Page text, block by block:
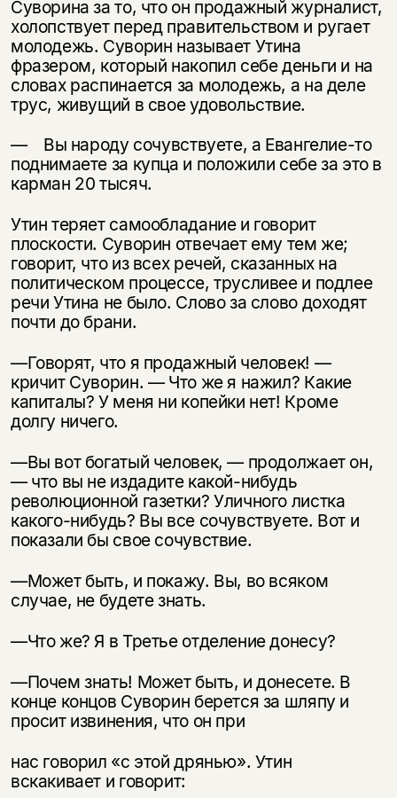
Суворина за то, что он продажный журналист,
холопствует перед правительством и ругает
молодежь. Суворин называет Утина
фразером, который накопил себе деньги и на
словах распи­нается за молодежь, а на деле
трус, живущий в свое удовольствие.
— Вы народу сочувствуете, а Евангелие-то
поднимаете за купца и поло­жили себе за это в
карман 20 тысяч.
Утин теряет самообладание и говорит
плоскости. Суворин отвечает ему тем же;
говорит, что из всех речей, сказанных на
политическом процессе, трусливее и подлее
речи Утина не было. Слово за слово доходят
почти до брани.
—Говорят, что я продажный человек! —
кричит Суворин. — Что же я на­жил? Какие
капиталы? У меня ни копейки нет! Кроме
долгу ничего.
—Вы вот богатый человек, — продолжает он,
— что вы не издадите какой-нибудь
революционной газетки? Уличного листка
какого-нибудь? Вы все сочувствуете. Вот и
показали бы свое сочувствие.
—Может быть, и покажу. Вы, во всяком
случае, не будете знать.
—Что же? Я в Третье отделение донесу?
—Почем знать! Может быть, и донесете. В
конце концов Суворин берется за шляпу и
просит извинения, что он при
нас говорил «с этой дрянью». Утин
вскакивает и говорит: